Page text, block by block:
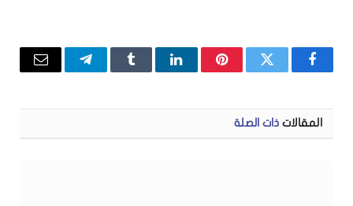
فيسبوكتويتر بينتيريستلينكدإنTumblrتيلقرامالبريد
المقالات ذات الصلة